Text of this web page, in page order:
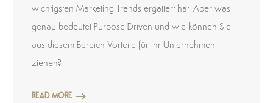
wichtigsten Marketing Trends ergattert hat. Aber was
genau bedeutet Purpose Driven und wie können Sie
aus diesem Bereich Vorteile für Ihr Unternehmen
ziehen?
READ MORE